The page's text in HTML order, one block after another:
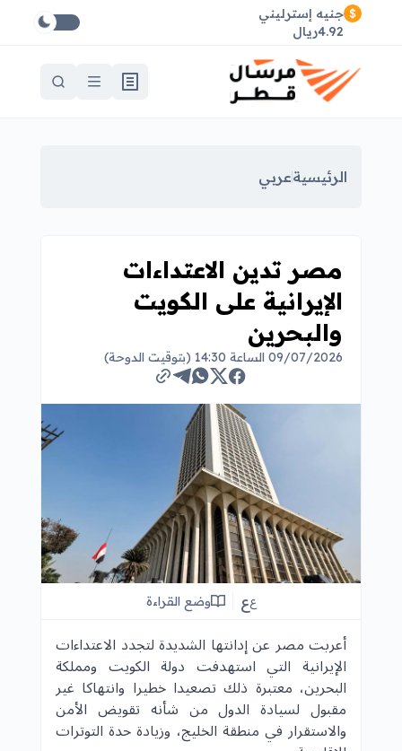
جنيه إسترليني
4.92ريال
الرئيسيةعربي
مصر تدين الاعتداءات
الإيرانية على الكويت
والبحرين
09/07/2026 الساعة 14:30 (بتوقيت الدوحة)
عع وضع القراءة
أعربت مصر عن إدانتها الشديدة لتجدد الاعتداءات
الإيرانية التي استهدفت دولة الكويت ومملكة
البحرين، معتبرة ذلك تصعيدا خطيرا وانتهاكا غير
مقبول لسيادة الدول من شأنه تقويض الأمن
والاستقرار في منطقة الخليج، وزيادة حدة التوترات